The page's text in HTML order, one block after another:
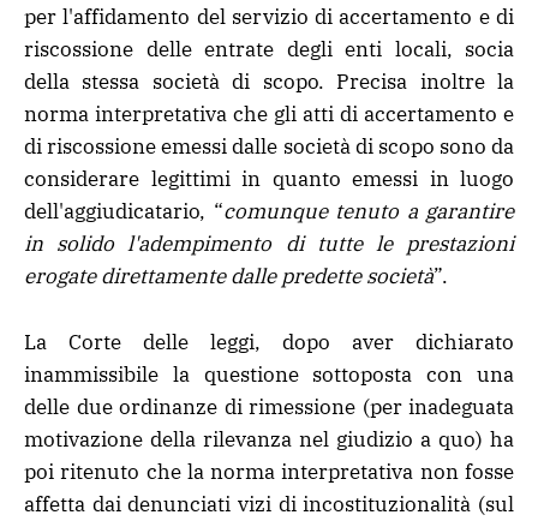
per l'affidamento del servizio di accertamento e di
riscossione delle entrate degli enti locali, socia
della stessa società di scopo. Precisa inoltre la
norma interpretativa che gli atti di accertamento e
di riscossione emessi dalle società di scopo sono da
considerare legittimi in quanto emessi in luogo
dell'aggiudicatario, “comunque tenuto a garantire
in solido l'adempimento di tutte le prestazioni
erogate direttamente dalle predette società”.
La Corte delle leggi, dopo aver dichiarato
inammissibile la questione sottoposta con una
delle due ordinanze di rimessione (per inadeguata
motivazione della rilevanza nel giudizio a quo) ha
poi ritenuto che la norma interpretativa non fosse
affetta dai denunciati vizi di incostituzionalità (sul